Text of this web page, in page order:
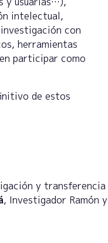
intelectual,
con
herramientas
participar como
de estos
y transferencia
, Investigador Ramón y